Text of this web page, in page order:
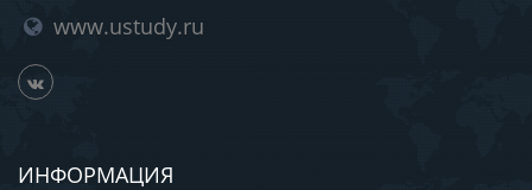
www.ustudy.ru
ИНФОРМАЦИЯ